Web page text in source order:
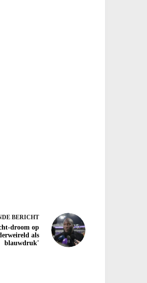
BERICHT
droom op
als
blauwdruk'